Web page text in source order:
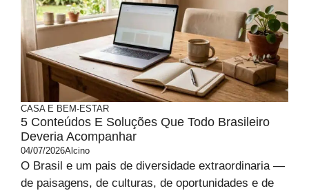
CASA E BEM-ESTAR
5 Conteúdos E Soluções Que Todo Brasileiro
Deveria Acompanhar
04/07/2026Alcino
O Brasil e um pais de diversidade extraordinaria —
de paisagens, de culturas, de oportunidades e de